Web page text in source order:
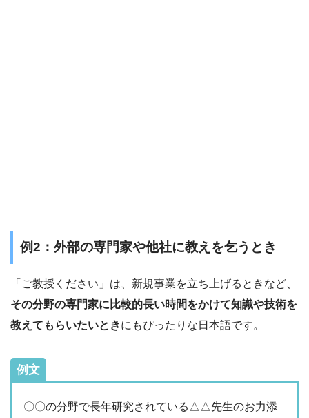
例2：外部の専門家や他社に教えを乞うとき
「ご教授ください」は、新規事業を立ち上げるときなど、
その分野の専門家に比較的長い時間をかけて知識や技術を
教えてもらいたいときにもぴったりな日本語です。
例文
〇〇の分野で長年研究されている△△先生のお力添